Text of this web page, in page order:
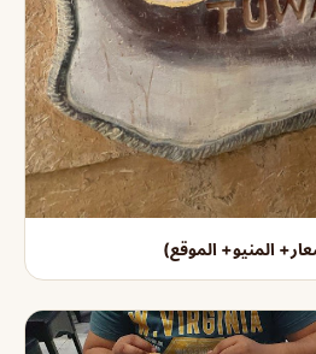
المنيو+ الموقع)